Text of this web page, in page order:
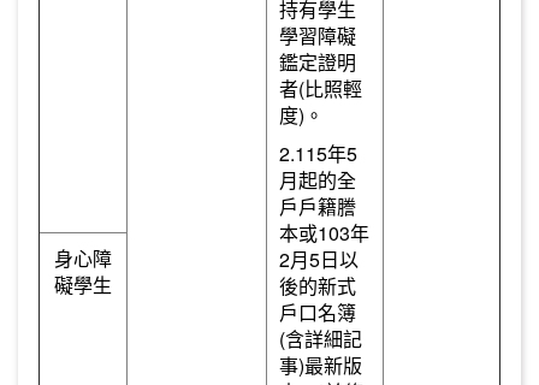
持有學生
學習障礙
鑑定證明
者(比照輕
度)。
2.115年5
月起的全
戶戶籍謄
本或103年
2月5日以
後的新式
戶口名簿
(含詳細記
事)最新版
身心障
礙學生